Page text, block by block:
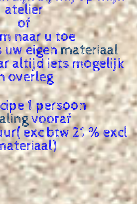
atelier
of
naar u toe
uw eigenmateriaal
altijd iets mogelijk
overleg
1 persoon
vooraf
exc btw 21 % excl